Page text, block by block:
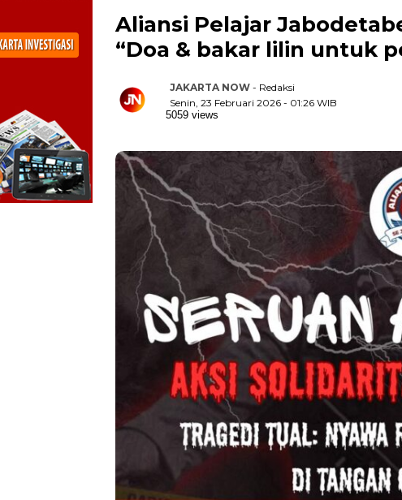
Aliansi Pelajar
“Doa & bakar lilin untuk
JAKARTA NOW - Redaksi
Senin, 23 Februari 2026 - 01:26 WIB
5059 views